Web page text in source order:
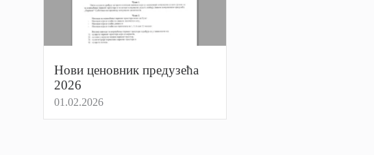
Нови ценовник предузећа
2026
01.02.2026